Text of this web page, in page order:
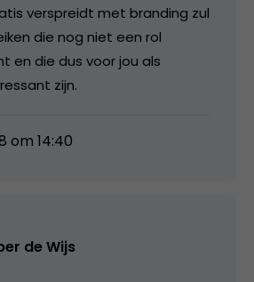
verspreidt met branding zul
die nog niet een rol
en die dus voor jou als
zijn.
om 14:40
de Wijs